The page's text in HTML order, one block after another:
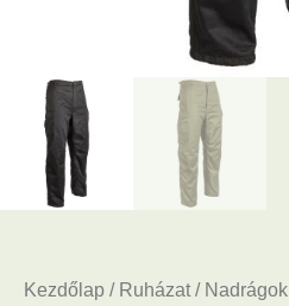
Kezdőlap / Ruházat / Nadrágok